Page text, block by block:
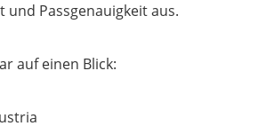
und Passgenauigkeit aus.
auf einen Blick: